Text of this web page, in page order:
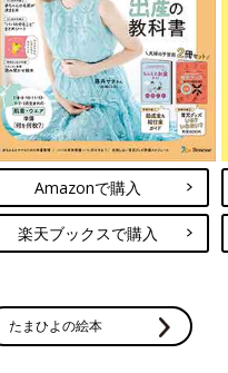
Amazonで購入
楽天ブックスで購入
たまひよの絵本